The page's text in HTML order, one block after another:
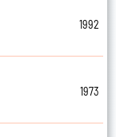
1992
1973